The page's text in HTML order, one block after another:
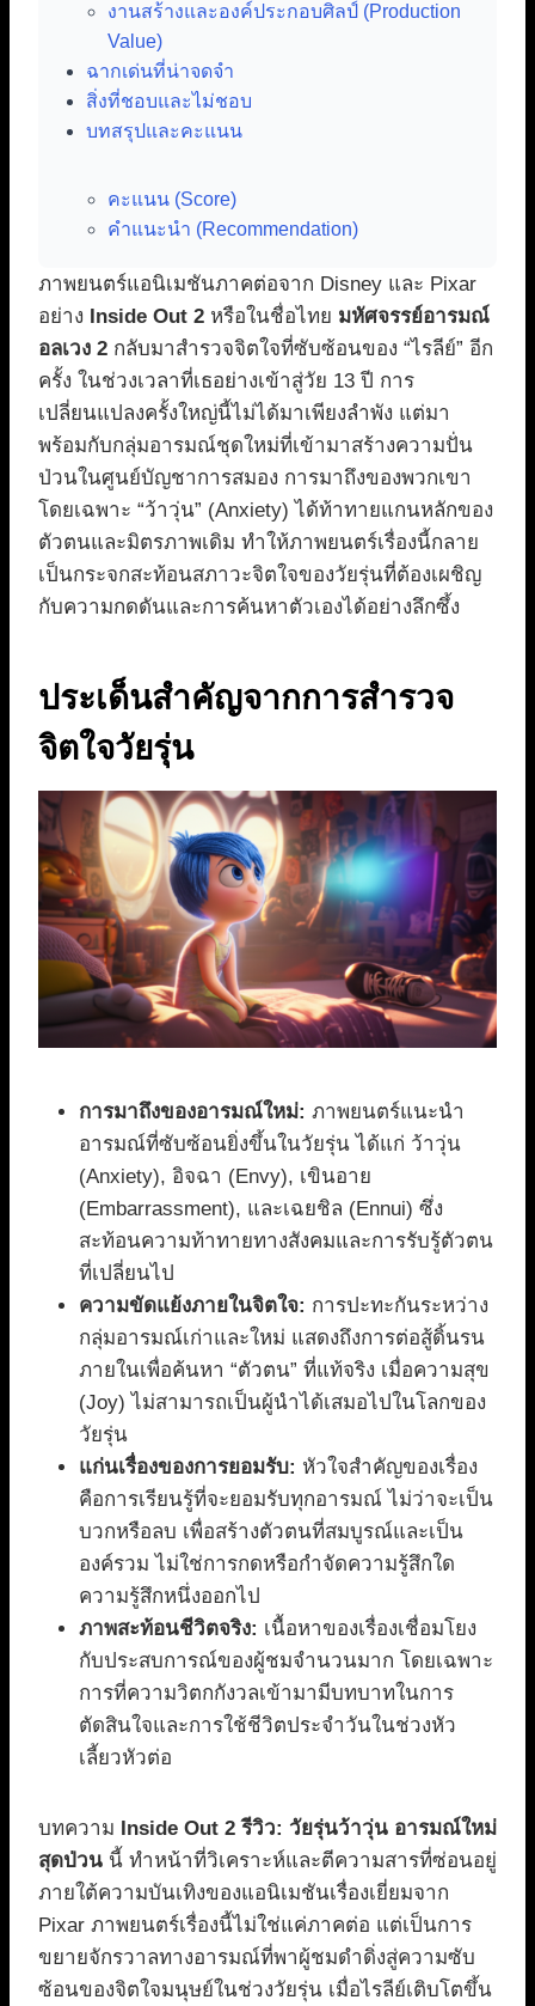
งานสร้างและองค์ประกอบศิลป์ (Production
Value)
ฉากเด่นที่น่าจดจำ
สิ่งที่ชอบและไม่ชอบ
บทสรุปและคะแนน
คะแนน (Score)
คำแนะนำ (Recommendation)
ภาพยนตร์แอนิเมชันภาคต่อจาก Disney และ Pixar
อย่าง
Inside Out 2 หรือในชื่อไทย มหัศจรรย์อารมณ์
อลเวง 2 กลับมาสำรวจจิตใจที่ซับซ้อนของ “ไรลีย์” อีก
ครั้ง ในช่วงเวลาที่เธอย่างเข้าสู่วัย 13 ปี การ
เปลี่ยนแปลงครั้งใหญ่นี้ไม่ได้มาเพียงลำพัง แต่มา
พร้อมกับกลุ่มอารมณ์ชุดใหม่ที่เข้ามาสร้างความปั่น
ป่วนในศูนย์บัญชาการสมอง การมาถึงของพวกเขา
โดยเฉพาะ “ว้าวุ่น” (Anxiety) ได้ท้าทายแกนหลักของ
ตัวตนและมิตรภาพเดิม ทำให้ภาพยนตร์เรื่องนี้กลาย
เป็นกระจกสะท้อนสภาวะจิตใจของวัยรุ่นที่ต้องเผชิญ
กับความกดดันและการค้นหาตัวเองได้อย่างลึกซึ้ง
ประเด็นสำคัญจากการสำรวจ
จิตใจวัยรุ่น
การมาถึงของอารมณ์ใหม่: ภาพยนตร์แนะนำ
อารมณ์ที่ซับซ้อนยิ่งขึ้นในวัยรุ่น ได้แก่ ว้าวุ่น
(Anxiety), อิจฉา (Envy), เขินอาย
(Embarrassment), และเฉยชิล (Ennui) ซึ่ง
สะท้อนความท้าทายทางสังคมและการรับรู้ตัวตน
ที่เปลี่ยนไป
ความขัดแย้งภายในจิตใจ: การปะทะกันระหว่าง
กลุ่มอารมณ์เก่าและใหม่ แสดงถึงการต่อสู้ดิ้นรน
ภายในเพื่อค้นหา “ตัวตน” ที่แท้จริง เมื่อความสุข
(Joy) ไม่สามารถเป็นผู้นำได้เสมอไปในโลกของ
วัยรุ่น
แก่นเรื่องของการยอมรับ: หัวใจสำคัญของเรื่อง
คือการเรียนรู้ที่จะยอมรับทุกอารมณ์ ไม่ว่าจะเป็น
บวกหรือลบ เพื่อสร้างตัวตนที่สมบูรณ์และเป็น
องค์รวม ไม่ใช่การกดหรือกำจัดความรู้สึกใด
ความรู้สึกหนึ่งออกไป
ภาพสะท้อนชีวิตจริง: เนื้อหาของเรื่องเชื่อมโยง
กับประสบการณ์ของผู้ชมจำนวนมาก โดยเฉพาะ
การที่ความวิตกกังวลเข้ามามีบทบาทในการ
ตัดสินใจและการใช้ชีวิตประจำวันในช่วงหัว
เลี้ยวหัวต่อ
บทความ Inside Out 2 รีวิว: วัยรุ่นว้าวุ่น อารมณ์ใหม่
สุดป่วน นี้ ทำหน้าที่วิเคราะห์และตีความสารที่ซ่อนอยู่
ภายใต้ความบันเทิงของแอนิเมชันเรื่องเยี่ยมจาก
Pixar ภาพยนตร์เรื่องนี้ไม่ใช่แค่ภาคต่อ แต่เป็นการ
ขยายจักรวาลทางอารมณ์ที่พาผู้ชมดำดิ่งสู่ความซับ
ซ้อนของจิตใจมนุษย์ในช่วงวัยรุ่น เมื่อไรลีย์เติบโตขึ้น